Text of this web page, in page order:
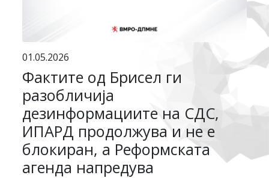
01.05.2026
Фактите од Брисел ги
разобличија
дезинформациите на СДС,
ИПАРД продолжува и не е
блокиран, а Реформската
агенда напредува